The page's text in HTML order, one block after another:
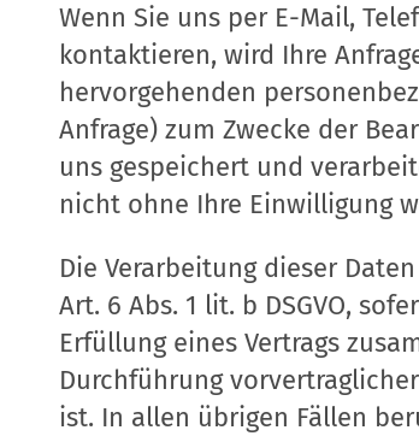
Wenn Sie uns per E-Mail,
kontaktieren, wird Ihre
hervorgehenden
Anfrage) zum Zwecke der
uns gespeichert und
nicht ohne Ihre Einwilligung
Die Verarbeitung dieser
Art. 6 Abs. 1 lit. b DSGVO,
Erfüllung eines Vertrags
Durchführung
ist. In allen übrigen Fällen